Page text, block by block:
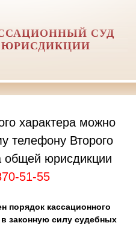
СУД
характера можно
телефону Второго
общей юрисдикции
51-55
порядок кассационного
законную силу судебных